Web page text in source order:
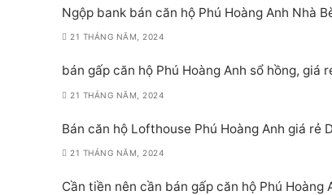
Ngộp bank bán căn hộ Phú Hoàng Anh Nhà
21 THÁNG NĂM, 2024
bán gấp căn hộ Phú Hoàng Anh sổ hồng, giá
21 THÁNG NĂM, 2024
Bán căn hộ Lofthouse Phú Hoàng Anh giá rẻ
21 THÁNG NĂM, 2024
Cần tiền nên cần bán gấp căn hộ Phú Hoàng